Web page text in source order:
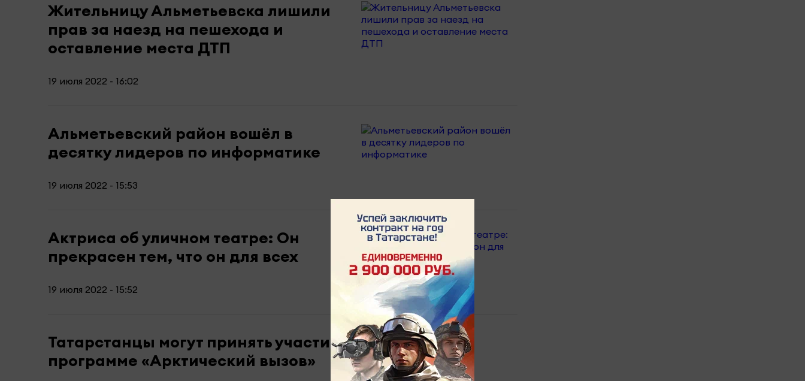
Жительницу Альметьевска лишили
прав за наезд на пешехода и
оставление места ДТП
19 июля 2022 - 16:02
Альметьевский район вошёл в
десятку лидеров по информатике
19 июля 2022 - 15:53
Актриса об уличном театре: Он
прекрасен тем, что он для всех
19 июля 2022 - 15:52
Татарстанцы могут принять участие в федеральной
программе «Арктический вызов»